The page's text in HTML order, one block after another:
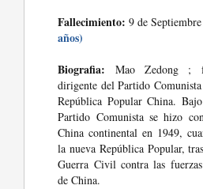
Fallecimiento: 9 de
años)
Biografia: Mao Zedong ;
dirigente del Partido
República Popular China.
Partido Comunista se hizo
China continental en 1949,
la nueva República Popular,
Guerra Civil contra las
de China.